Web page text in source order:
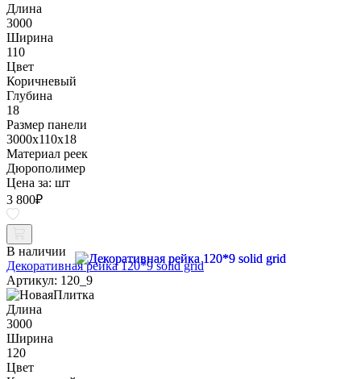
Длина
3000
Ширина
110
Цвет
Коричневый
Глубина
18
Размер панели
3000x110x18
Материал реек
Дюрополимер
Цена за: шт
3 800₽
В наличии
Декоративная рейка 120*9 solid grid
Артикул: 120_9
Длина
3000
Ширина
120
Цвет